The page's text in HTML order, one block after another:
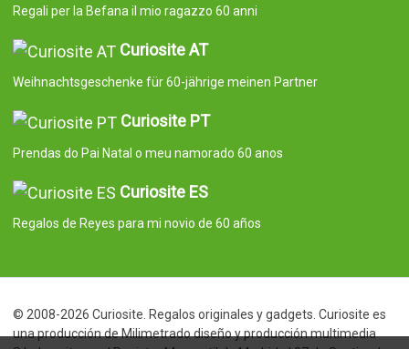
Regali per la Befana il mio ragazzo 60 anni
Curiosite AT
Weihnachtsgeschenke für 60-jährige meinen Partner
Curiosite PT
Prendas do Pai Natal o meu namorado 60 anos
Curiosite ES
Regalos de Reyes para mi novio de 60 años
© 2008-2026 Curiosite. Regalos originales y gadgets. Curiosite es
una producción de Milimetrado diseño y producción multimedia